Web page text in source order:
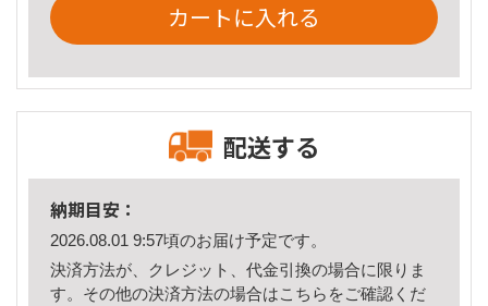
カートに入れる
配送する
納期目安：
2026.08.01 9:57頃のお届け予定です。
決済方法が、クレジット、代金引換の場合に限りま
す。その他の決済方法の場合はこちら をご確認くだ